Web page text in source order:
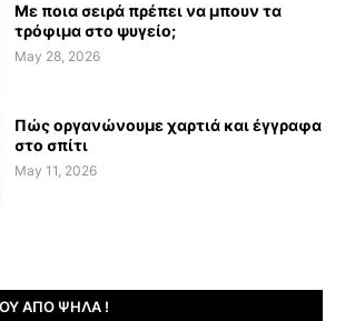
Με ποια σειρά πρέπει να μπουν τα
τρόφιμα στο ψυγείο;
May 28, 2026
Πώς οργανώνουμε χαρτιά και έγγραφα
στο σπίτι
May 11, 2026
ΑΠΌ ΨΗΛΆ !